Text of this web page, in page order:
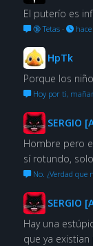
El puterío es
🔞 Tetas· hace
HpTk
Porque los
Hoy por ti,
SERGIO
Hombre pero
sí rotundo,
No. ¿Verdad que
SERGIO
Hay una
que ya